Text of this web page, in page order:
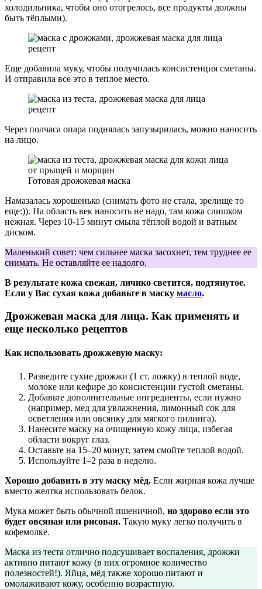
холодильника, чтобы оно отогрелось, все продукты должны
быть тёплыми).
Еще добавила муку, чтобы получилась консистенция сметаны.
И отправила все это в теплое место.
Через полчаса опара поднялась запузырилась, можно наносить
на лицо.
Готовая дрожжевая маска
Намазалась хорошенько (снимать фото не стала, зрелище то
еще:)). На область век наносить не надо, там кожа слишком
нежная. Через 10-15 минут смыла тёплой водой и ватным
диском.
Маленький совет: чем сильнее маска засохнет, тем труднее ее
снимать. Не оставляйте ее надолго.
В результате кожа свежая, личико светится, подтянутое.
Если у Вас сухая кожа добавьте в маску масло.
Дрожжевая маска для лица. Как применять и
еще несколько рецептов
Как использовать дрожжевую маску:
Разведите сухие дрожжи (1 ст. ложку) в теплой воде,
молоке или кефире до консистенции густой сметаны.
Добавьте дополнительные ингредиенты, если нужно
(например, мед для увлажнения, лимонный сок для
осветления или овсянку для мягкого пилинга).
Нанесите маску на очищенную кожу лица, избегая
области вокруг глаз.
Оставьте на 15–20 минут, затем смойте теплой водой.
Используйте 1–2 раза в неделю.
Хорошо добавить в эту маску мёд. Если жирная кожа лучше
вместо желтка использовать белок.
Мука может быть обычной пшеничной, но здорово если это
будет овсяная или рисовая. Такую муку легко получить в
кофемолке.
Маска из теста отлично подсушивает воспаления, дрожжи
активно питают кожу (в них огромное количество
полезностей!). Яйца, мёд также хорошо питают и
омолаживают кожу, особенно возрастную.